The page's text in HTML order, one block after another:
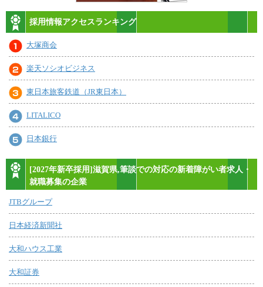
採用情報アクセスランキング
大塚商会
楽天ソシオビジネス
東日本旅客鉄道（JR東日本）
LITALICO
日本銀行
[2027年新卒採用]滋賀県,筆談での対応の新着障がい者求人・
就職募集の企業
JTBグループ
日本経済新聞社
大和ハウス工業
大和証券